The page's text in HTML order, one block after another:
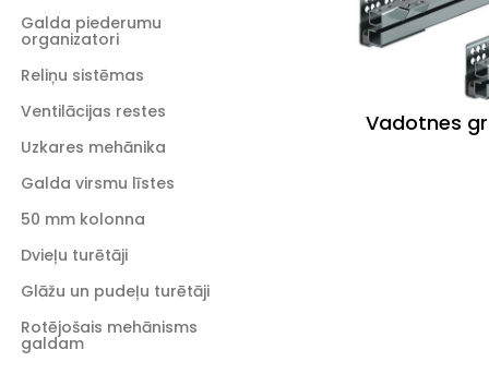
Galda piederumu
organizatori
Reliņu sistēmas
Ventilācijas restes
Uzkares mehānika
Galda virsmu līstes
50 mm kolonna
Dvieļu turētāji
Glāžu un pudeļu turētāji
Rotējošais mehānisms
galdam
Vadotnes